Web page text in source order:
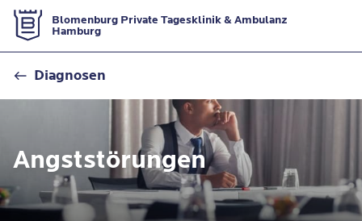
Zur Startseite
Blomenburg Private Tagesklinik & Ambulanz
Hamburg
Diagnosen
Angststörungen